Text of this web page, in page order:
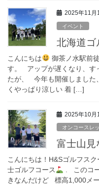
2025年11月
イベント
北海道ゴ
こんにちは
御茶ノ水駅前
す。 アップが遅くなり、す
たが、 今年も開催しました
くやっぱり涼しい 着 […]
2025年10月
オンコースレ
富士山見
こんにちは！H&Sゴルフス
士ゴルフコース
. このコ
きなんだけど 標高1,000メ